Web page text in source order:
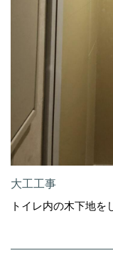
大工工事
トイレ内の木下地を